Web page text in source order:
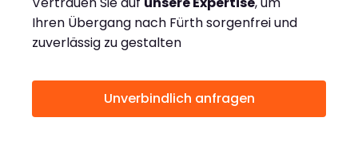
Ihren Übergang nach Fürth sorgenfrei und
zuverlässig zu gestalten
Unverbindlich anfragen